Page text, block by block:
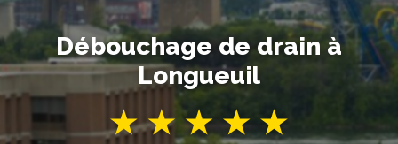
Débouchage de drain à
Longueuil